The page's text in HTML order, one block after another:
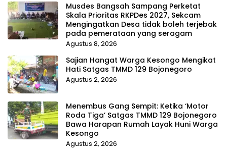
Musdes Bangsah Sampang Perketat
Skala Prioritas RKPDes 2027, Sekcam
Mengingatkan Desa tidak boleh terjebak
pada pemerataan yang seragam
Agustus 8, 2026
Sajian Hangat Warga Kesongo Mengikat
Hati Satgas TMMD 129 Bojonegoro
Agustus 2, 2026
Menembus Gang Sempit: Ketika ‘Motor
Roda Tiga’ Satgas TMMD 129 Bojonegoro
Bawa Harapan Rumah Layak Huni Warga
Kesongo
Agustus 2, 2026